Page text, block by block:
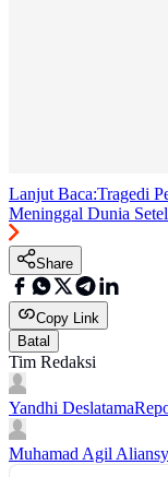
Lanjut Baca:Tragedi
Meninggal Dunia
Share
Copy Link
Batal
Tim Redaksi
Yandhi Deslatama
Muhamad Agil